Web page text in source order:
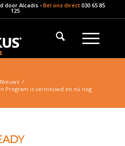
door Alcadis- Bel ons direct 030 65 85
125
Nieuws /
Program is vernieuwd en nú nog